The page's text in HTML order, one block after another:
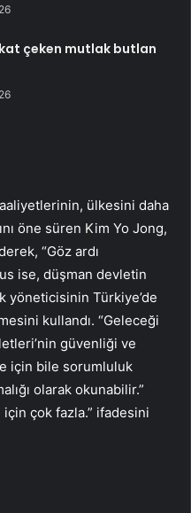
çeken mutlak butlan
ülkesini daha
öne süren Kim Yo Jong,
“Göz ardı
ise, düşman devletin
yöneticisinin Türkiye’de
kullandı. “Geleceği
güvenliği ve
için bile sorumluluk
olarak okunabilir.”
çok fazla.” ifadesini